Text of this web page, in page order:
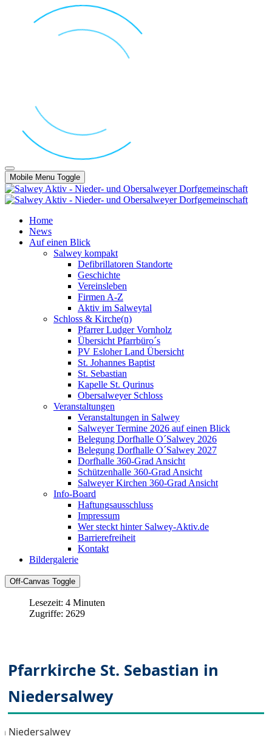
Mobile Menu Toggle
Home
News
Auf einen Blick
Salwey kompakt
Defibrillatoren Standorte
Geschichte
Vereinsleben
Firmen A-Z
Aktiv im Salweytal
Schloss & Kirche(n)
Pfarrer Ludger Vornholz
Übersicht Pfarrbüro´s
PV Esloher Land Übersicht
St. Johannes Baptist
St. Sebastian
Kapelle St. Qurinus
Obersalweyer Schloss
Veranstaltungen
Veranstaltungen in Salwey
Salweyer Termine 2026 auf einen Blick
Belegung Dorfhalle O´Salwey 2026
Belegung Dorfhalle O´Salwey 2027
Dorfhalle 360-Grad Ansicht
Schützenhalle 360-Grad Ansicht
Salweyer Kirchen 360-Grad Ansicht
Info-Board
Haftungsausschluss
Impressum
Wer steckt hinter Salwey-Aktiv.de
Barrierefreiheit
Kontakt
Bildergalerie
Off-Canvas Toggle
Lesezeit: 4 Minuten
Zugriffe: 2629
Pfarrkirche St. Sebastian in
Niedersalwey